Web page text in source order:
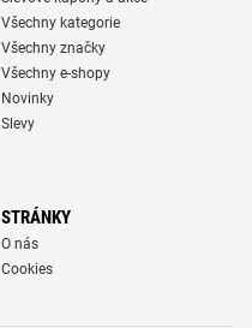
Všechny kategorie
Všechny značky
Všechny e-shopy
Novinky
Slevy
STRÁNKY
O nás
Cookies